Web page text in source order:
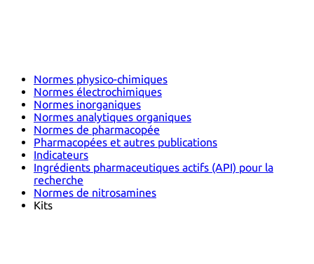
Normes physico-chimiques
Normes électrochimiques
Normes inorganiques
Normes analytiques organiques
Normes de pharmacopée
Pharmacopées et autres publications
Indicateurs
Ingrédients pharmaceutiques actifs (API) pour la
recherche
Normes de nitrosamines
Kits